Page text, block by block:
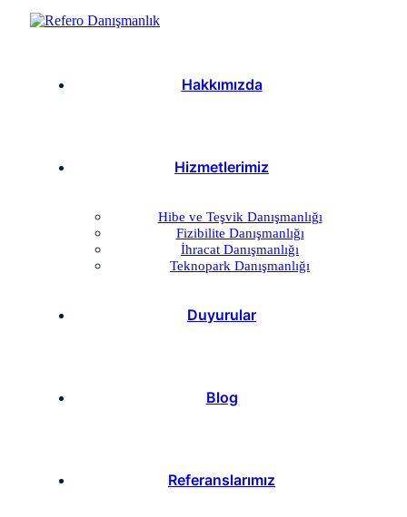
Hakkımızda
Hizmetlerimiz
Hibe ve Teşvik Danışmanlığı
Fizibilite Danışmanlığı
İhracat Danışmanlığı
Teknopark Danışmanlığı
Duyurular
Blog
Referanslarımız